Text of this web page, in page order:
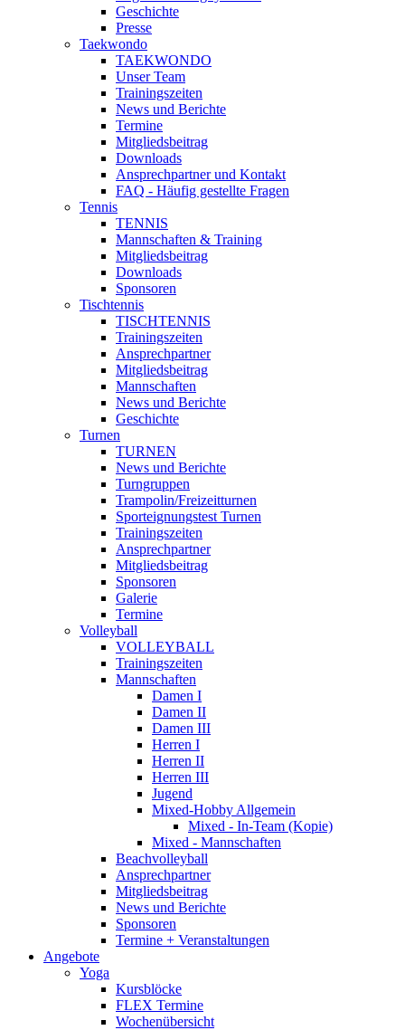
Geschichte
Presse
Taekwondo
TAEKWONDO
Unser Team
Trainingszeiten
News und Berichte
Termine
Mitgliedsbeitrag
Downloads
Ansprechpartner und Kontakt
FAQ - Häufig gestellte Fragen
Tennis
TENNIS
Mannschaften & Training
Mitgliedsbeitrag
Downloads
Sponsoren
Tischtennis
TISCHTENNIS
Trainingszeiten
Ansprechpartner
Mitgliedsbeitrag
Mannschaften
News und Berichte
Geschichte
Turnen
TURNEN
News und Berichte
Turngruppen
Trampolin/Freizeitturnen
Sporteignungstest Turnen
Trainingszeiten
Ansprechpartner
Mitgliedsbeitrag
Sponsoren
Galerie
Termine
Volleyball
VOLLEYBALL
Trainingszeiten
Mannschaften
Damen I
Damen II
Damen III
Herren I
Herren II
Herren III
Jugend
Mixed-Hobby Allgemein
Mixed - In-Team (Kopie)
Mixed - Mannschaften
Beachvolleyball
Ansprechpartner
Mitgliedsbeitrag
News und Berichte
Sponsoren
Termine + Veranstaltungen
Angebote
Yoga
Kursblöcke
FLEX Termine
Wochenübersicht